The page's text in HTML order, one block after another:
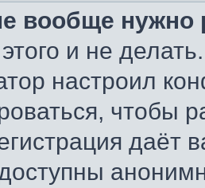
вообще нужно
и не
настроил
чтобы
даёт